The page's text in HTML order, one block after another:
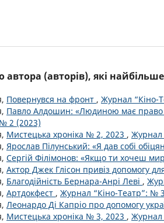
автора (авторів), які
Повернувся на фронт , Журнал “Кіно-
Павло Алдошин: «Людиною має
2 (2023)
Мистецька хроніка № 2, 2023 , Журнал
Ярослав Пілунський: «Я дав собі
Сергій Філімонов: «Якщо ти хочеш
Актор Джек Глісон привіз допомогу
Благодійність Бернара-Анрі Леві ,
Артдокфест , Журнал “Кіно-Театр”: №
Леонардо Ді Капріо про допомогу
Мистецька хроніка № 3, 2023 , Журнал